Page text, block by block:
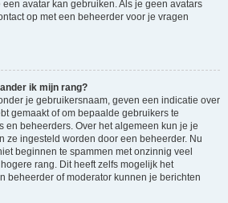
avatar kan gebruiken. Als je geen avatars
op met een beheerder voor je vragen
ik mijn rang?
je gebruikersnaam, geven een indicatie over
gemaakt of om bepaalde gebruikers te
en beheerders. Over het algemeen kun je je
ze ingesteld worden door een beheerder. Nu
beginnen te spammen met onzinnig veel
rang. Dit heeft zelfs mogelijk het
beheerder of moderator kunnen je berichten